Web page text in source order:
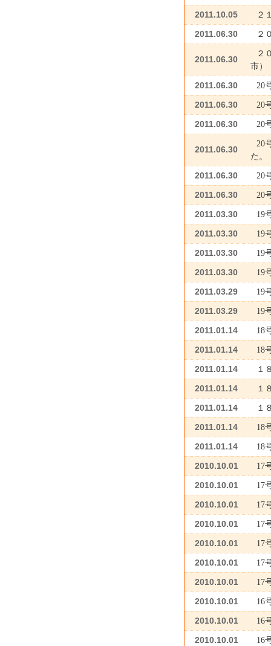
2011.10.05 ２
2011.06.30 ２
2011.06.30
２
市）
2011.06.30 20
2011.06.30 20
2011.06.30 20
2011.06.30
20
た。
2011.06.30 20
2011.06.30 20
2011.03.30 19
2011.03.30 19
2011.03.30 19
2011.03.30 19
2011.03.29 19
2011.03.29 19
2011.01.14 18
2011.01.14 18
2011.01.14 １
2011.01.14 １
2011.01.14 １
2011.01.14 18
2011.01.14 18
2010.10.01 17
2010.10.01 17
2010.10.01 17
2010.10.01 17
2010.10.01 17
2010.10.01 17
2010.10.01 17
2010.10.01 16
2010.10.01 16
2010.10.01 16